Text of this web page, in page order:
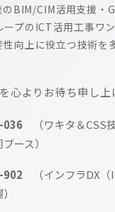
BIM/CIM活用支援・
プのICT活用工事ワ
向上に役立つ技術を
心よりお待ち申し上
036 （ワキタ＆CSS
ブース）
902 （インフラDX（